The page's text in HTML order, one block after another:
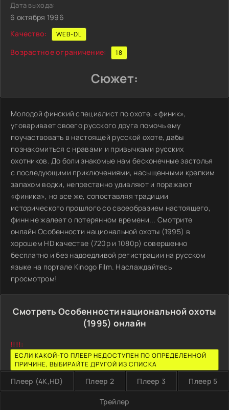
Дата выхода:
6 октября 1996
Качество:
WEB-DL
Возрастное ограничение: 18
Сюжет:
Молодой финский специалист по охоте, «финик»,
уговаривает своего русского друга помочь ему
поучаствовать в настоящей русской охоте, дабы
познакомиться с нравами и привычками русских
охотников. До боли знакомые нам бесконечные застолья
с последующими приключениями, насыщенными крепким
запахом водки, непрестанно удивляют и поражают
«финика», но все же, сопоставляя традиции
исторического прошлого со своеобразием настоящего,
финн не жалеет о потерянном времени... Смотрите
онлайн Особенности национальной охоты (1995) в
хорошем HD качестве (720p и 1080p) совершенно
бесплатно и без надоедливой регистрации на русском
языке на портале Kinogo Film. Наслаждайтесь
просмотром!
Смотреть Особенности национальной охоты
(1995) онлайн
!!!!:
ЕСЛИ КАКОЙ-ТО ПЛЕЕР НЕДОСТУПЕН ПО ОПРЕДЕЛЕННОЙ
ПРИЧИНЕ, ВЫБИРАЙТЕ ДРУГОЙ ИЗ СПИСКА
Плеер (4K,HD) Плеер 2 Плеер 3 Плеер 5
Трейлер